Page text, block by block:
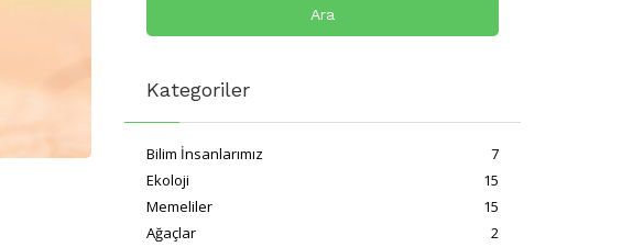
Ara
Kategoriler
Bilim İnsanlarımız
7
Ekoloji
15
Memeliler
15
Ağaçlar
2